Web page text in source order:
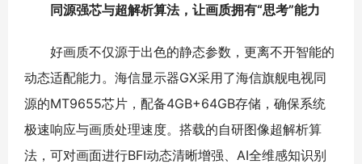
同源强芯与超解析算法，让画质拥有“思考”能力
好画质不仅源于出色的静态参数，更离不开智能的
动态适配能力。海信显示器GX采用了海信旗舰电视同
源的MT9655芯片，配备4GB+64GB存储，确保系统
极速响应与画质处理速度。搭载的自研图像超解析算
法，可对画面进行BFI动态清晰增强、AI全维感知识别